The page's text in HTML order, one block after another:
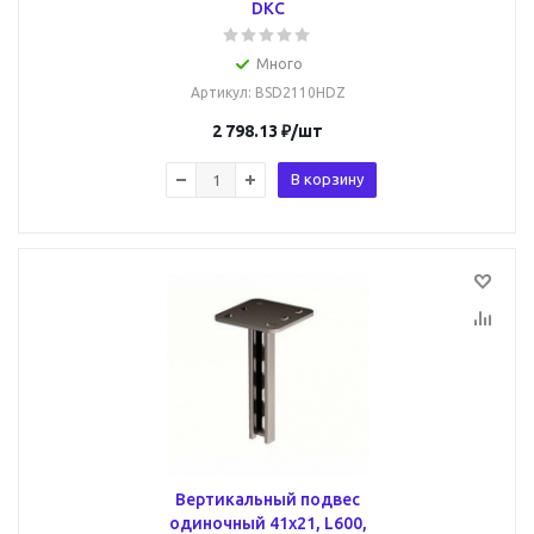
DKC
Много
Артикул: BSD2110HDZ
2 798.13 ₽/шт
В корзину
Вертикальный подвес
одиночный 41х21, L600,